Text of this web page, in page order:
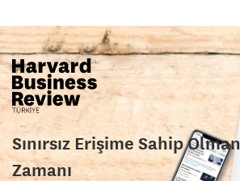
Sınırsız Erişime Sahip
Zamanı